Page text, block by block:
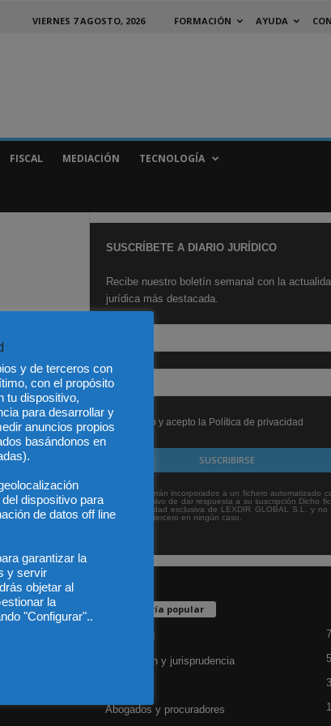
VIERNES 7 AGOSTO, 2026 FORMACIÓN AYUDA
FISCAL MEDIACIÓN TECNOLOGÍA
SUSCRÍBETE A DIARIO JURÍDICO
Recibe nuestro boletín semanal con la
jurídica más destacada.
He leído y acepto la Política de privacidad
Sus datos serán incorporados a un fichero automatizado
objeto exclusivo de dar respuesta a su suscripción Dicho
es de titularidad exclusiva de LEXDIR GLOBAL S.L. y no
cedido a un tercero en ningún caso.
exponen a
penales
Categoría popular
Legislación y jurisprudencia
Abogados y procuradores
y de terceros con
con el propósito
tu dispositivo,
para desarrollar y
anuncios propios
basándonos en
dispositivo para
de datos off line
garantizar la
y servir
objetar al
la
"Configurar"..